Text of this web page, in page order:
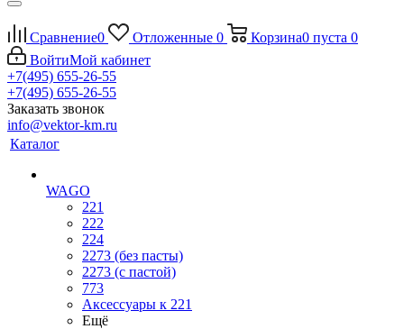
Сравнение0 Отложенные 0 Корзина0 пуста 0
ВойтиМой кабинет
+7(495) 655-26-55
+7(495) 655-26-55
Заказать звонок
info@vektor-km.ru
Каталог
WAGO
221
222
224
2273 (без пасты)
2273 (с пастой)
773
Аксессуары к 221
Ещё